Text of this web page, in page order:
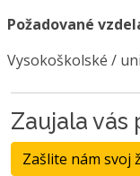
Požadované
Vysokoškolské /
Zaujala vás
Zašlite nám svoj